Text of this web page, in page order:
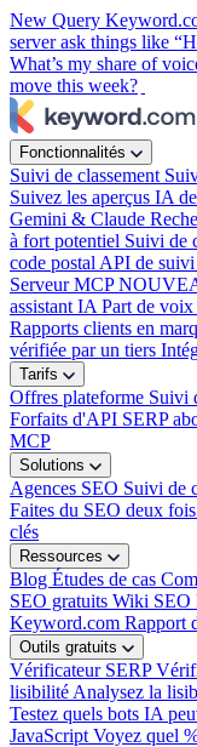
New Query
server ask things like
What’s my share of
move this week?
Fonctionnalités
Suivi de classement
Suivez les aperçus IA
Gemini & Claude
à fort potentiel Suivi de
code postal API de suivi
Serveur MCP
assistant IA Part de voix
Rapports clients en
vérifiée par un tiers
Tarifs
Offres plateforme Suivi
Forfaits d'API SERP
MCP
Solutions
Agences SEO Suivi de
Faites du SEO deux
clés
Ressources
Blog Études de cas
SEO gratuits Wiki SEO
Keyword.com Rapport
Outils gratuits
Vérificateur SERP
lisibilité Analysez la
Testez quels bots IA
JavaScript Voyez quel